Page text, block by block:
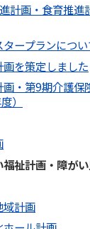
計画・食育推進
ープランについ
を策定しました
・第9期介護保
）
祉計画・障が
域計画